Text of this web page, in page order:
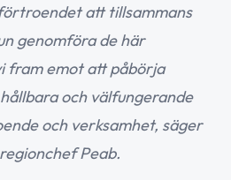
att tillsammans
genomföra de här
fram emot att påbörja
och välfungerande
och verksamhet, säger
Peab.